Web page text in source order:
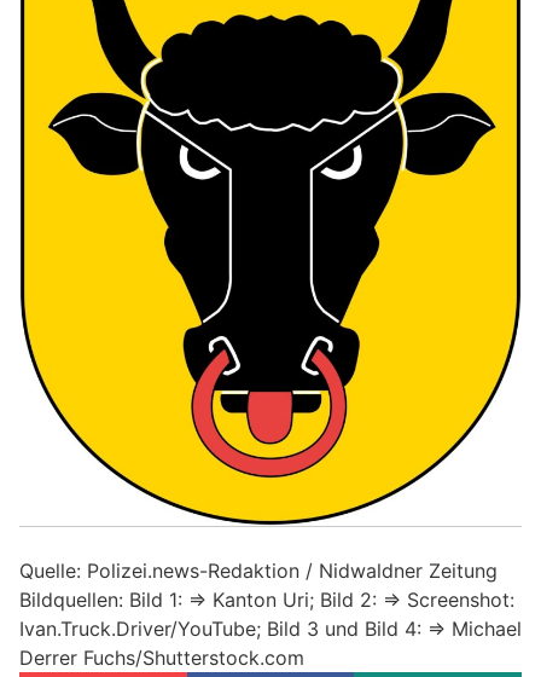
Quelle: Polizei.news-Redaktion / Nidwaldner Zeitung
Bildquellen: Bild 1: => Kanton Uri; Bild 2: => Screenshot:
Ivan.Truck.Driver/YouTube; Bild 3 und Bild 4: => Michael
Derrer Fuchs/Shutterstock.com